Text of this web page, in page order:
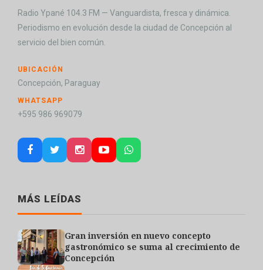
Radio Ypané 104.3 FM — Vanguardista, fresca y dinámica.
Periodismo en evolución desde la ciudad de Concepción al
servicio del bien común.
UBICACIÓN
Concepción, Paraguay
WHATSAPP
+595 986 969079
MÁS LEÍDAS
Gran inversión en nuevo concepto
gastronómico se suma al crecimiento de
Concepción